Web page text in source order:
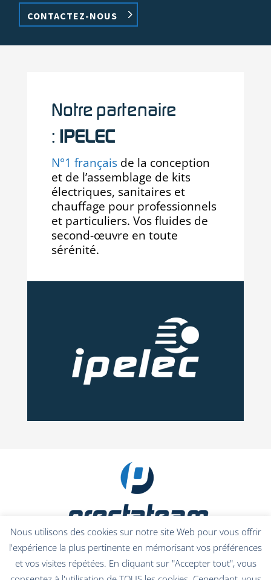
CONTACTEZ-NOUS
Notre partenaire
: IPELEC
N°1 français de la conception
et de l’assemblage de kits
électriques, sanitaires et
chauffage pour professionnels
et particuliers. Vos fluides de
second-œuvre en toute
sérénité.
Nous utilisons des cookies sur notre site Web pour vous offrir
l'expérience la plus pertinente en mémorisant vos préférences
et vos visites répétées. En cliquant sur "Accepter tout", vous